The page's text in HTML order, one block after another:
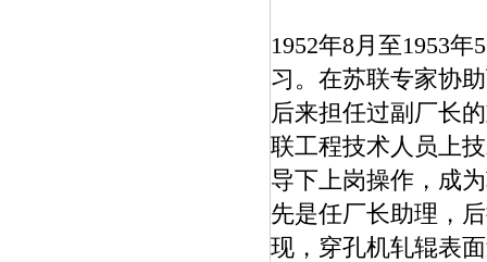
1952年8月至1953
习。在苏联专家协
后来担任过副厂长
联工程技术人员上
导下上岗操作，成
先是任厂长助理，
现，穿孔机轧辊表